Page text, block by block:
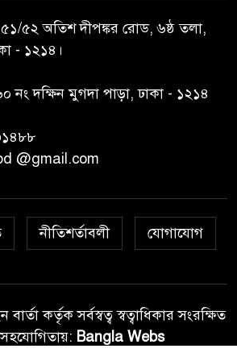
অনুশ্রীর, মিলল হারমোনিয়াম
উপহার
২০ আগস্ট রাষ্ট্রপতি নির্বাচন,
বান্দরবান বিজিবি সেক্টর সদর দপ্তর
বান্দরবানের লংলেই পাড়ায়
৫১/৫২ অতিশ দীপঙ্কর রোড, ৬ষ্ঠ তলা,
- ১২১৪।
নং দক্ষিন মুগদা পাড়া, ঢাকা - ১২১৪
@gmail.com
নীতিশর্তাবলী যোগাযোগ
কর্তৃক সর্বস্বত্ব স্বত্বাধিকার সংরক্ষিত
Bangla Webs